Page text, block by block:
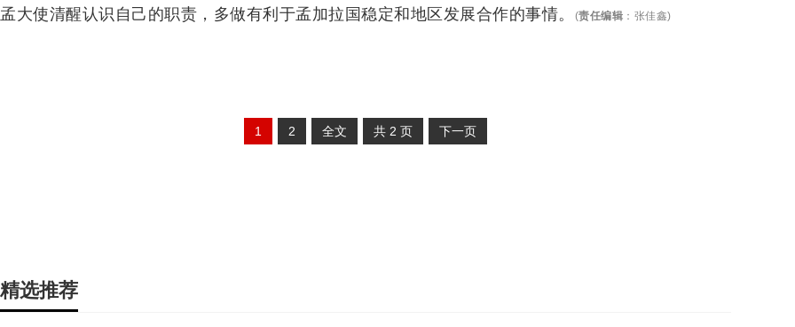
孟大使清醒认识自己的职责，多做有利于孟加拉国稳定和地区发展合作的事情。
(责任编辑 ： 张佳鑫)
1 2 全文 共 2 页 下一页
精选推荐